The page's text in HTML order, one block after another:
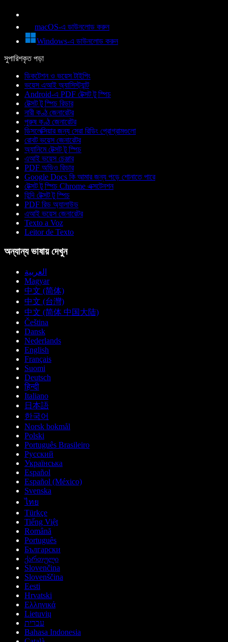
macOS-এ ডাউনলোড করুন
Windows-এ ডাউনলোড করুন
সুপারিশকৃত পড়া
ডিকটেশন ও ভয়েস টাইপিং
ভয়েস এআই অ্যাসিস্ট্যান্ট
Android-এ PDF টেক্সট টু স্পিচ
টেক্সট টু স্পিচ রিডার
নারী কণ্ঠ জেনারেটর
পুরুষ কণ্ঠ জেনারেটর
ডিসলেক্সিয়ার জন্য সেরা রিডিং প্রোগ্রামগুলো
রোবট ভয়েস জেনারেটর
অ্যানিমে টেক্সট টু স্পিচ
এআই ভয়েস চেঞ্জার
PDF অডিও রিডার
Google Docs কি আমার জন্য পড়ে শোনাতে পারে
টেক্সট টু স্পিচ Chrome এক্সটেনশন
হিন্দি টেক্সট টু স্পিচ
PDF রিড অ্যালাউড
এআই ভয়েস জেনারেটর
Texto a Voz
Leitor de Texto
অন্যান্য ভাষায় দেখুন
العربية
Magyar
中文 (简体)
中文 (台灣)
中文 (简体 中国大陆)
Čeština
Dansk
Nederlands
English
Français
Suomi
Deutsch
हिन्दी
Italiano
日本語
한국어
Norsk bokmål
Polski
Português Brasileiro
Русский
Українська
Español
Español (México)
Svenska
ไทย
Türkçe
Tiếng Việt
Română
Português
Български
ქართული
Slovenčina
Slovenščina
Eesti
Hrvatski
Ελληνικά
Lietuvių
עברית
Bahasa Indonesia